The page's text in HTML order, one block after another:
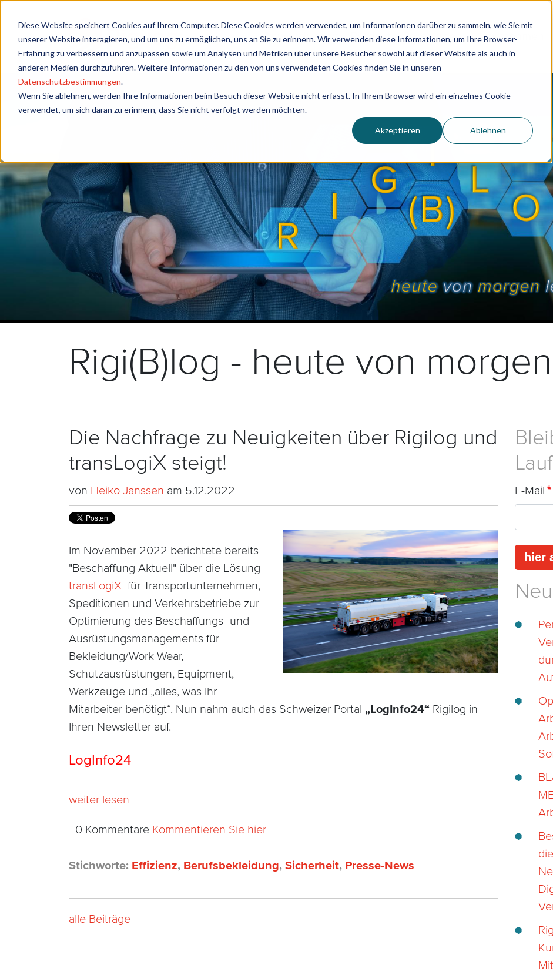
Diese Website speichert Cookies auf Ihrem Computer. Diese Cookies werden verwendet, um Informationen darüber zu sammeln, wie Sie mit
unserer Website interagieren, und um uns zu ermöglichen, uns an Sie zu erinnern. Wir verwenden diese Informationen, um Ihre Browser-
Erfahrung zu verbessern und anzupassen sowie um Analysen und Metriken über unsere Besucher sowohl auf dieser Website als auch in
anderen Medien durchzuführen. Weitere Informationen zu den von uns verwendeten Cookies finden Sie in unseren
Datenschutzbestimmungen.
Wenn Sie ablehnen, werden Ihre Informationen beim Besuch dieser Website nicht erfasst. In Ihrem Browser wird ein einzelnes Cookie
verwendet, um sich daran zu erinnern, dass Sie nicht verfolgt werden möchten.
Akzeptieren Ablehnen
Anwendungen Produkt Ressourcen Unternehmen
Rigi(B)log - heute von
Die Nachfrage zu Neuigkeiten über Rigilog und
transLogiX steigt!
von Heiko Janssen am 5.12.2022
Im November 2022 berichtete bereits
"Beschaffung Aktuell" über die Lösung
transLogiX für Transportunternehmen,
Speditionen und Verkehrsbetriebe zur
Optimierung des Beschaffungs- und
Ausrüstungsmanagements für
Bekleidung/Work Wear,
Schutzausrüstungen, Equipment,
Werkzeuge und „alles, was Ihr
Mitarbeiter benötigt“. Nun nahm auch das Schweizer Portal „LogInfo24“ Rigilog in
Ihren Newsletter auf.
LogInfo24
weiter lesen
0 Kommentare Kommentieren Sie hier
Stichworte: Effizienz, Berufsbekleidung, Sicherheit, Presse-News
alle Beiträge
E-Mail